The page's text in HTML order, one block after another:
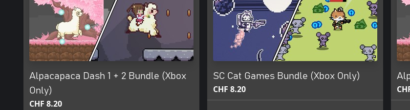
Alpacapaca Dash 1 + 2 Bundle (Xbox
Only)
CHF 8.20
SC Cat Games Bundle (Xbox Only)
CHF 8.20